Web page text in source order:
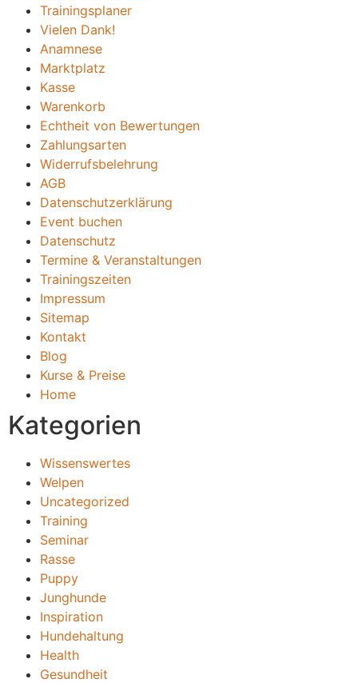
Trainingsplaner
Vielen Dank!
Anamnese
Marktplatz
Kasse
Warenkorb
Echtheit von Bewertungen
Zahlungsarten
Widerrufsbelehrung
AGB
Datenschutzerklärung
Event buchen
Datenschutz
Termine & Veranstaltungen
Trainingszeiten
Impressum
Sitemap
Kontakt
Blog
Kurse & Preise
Home
Kategorien
Wissenswertes
Welpen
Uncategorized
Training
Seminar
Rasse
Puppy
Junghunde
Inspiration
Hundehaltung
Health
Gesundheit